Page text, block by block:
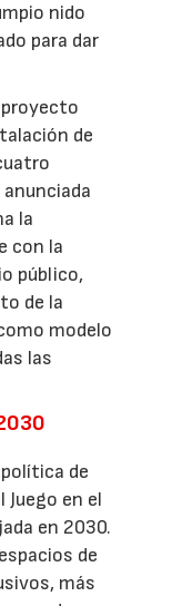
nido
para dar
de
la
con la
público,
de la
modelo
las
de
Juego en el
en 2030.
de
más